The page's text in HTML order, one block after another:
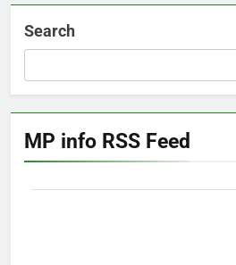
Search
MP info RSS Feed